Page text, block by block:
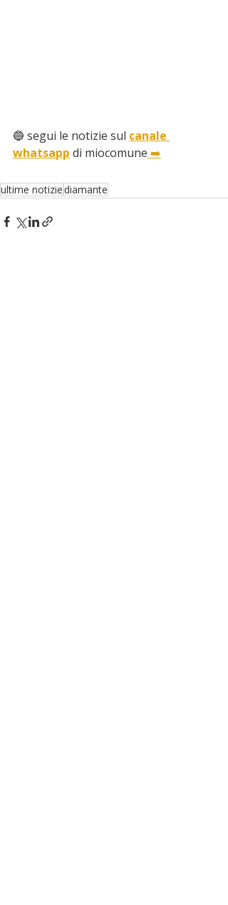
🔵 segui le notizie sul canale
whatsapp di miocomune ➡️
ultime notiziediamante